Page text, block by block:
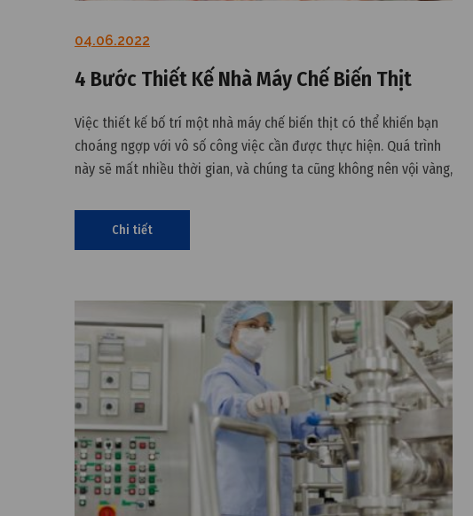
04.06.2022
4 Bước Thiết Kế Nhà Máy Chế Biến Thịt
Việc thiết kế bố trí một nhà máy chế biến thịt có thể khiến bạn
choáng ngợp với vô số công việc cần được thực hiện. Quá trình
này sẽ mất nhiều thời gian, và chúng ta cũng không nên vội vàng,
Chi tiết